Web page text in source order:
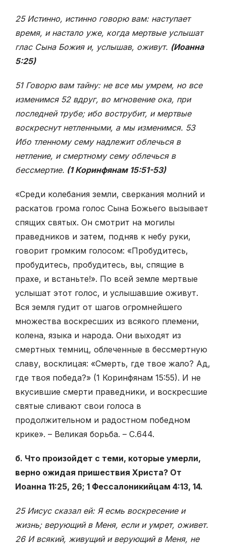
25 Истинно, истинно говорю вам: наступает
время, и настало уже, когда мертвые услышат
глас Сына Божия и, услышав, оживут. (Иоанна
5:25)
51 Говорю вам тайну: не все мы умрем, но все
изменимся 52 вдруг, во мгновение ока, при
последней трубе; ибо вострубит, и мертвые
воскреснут нетленными, а мы изменимся. 53
Ибо тленному сему надлежит облечься в
нетление, и смертному сему облечься в
бессмертие. (1 Коринфянам 15:51-53)
«Среди колебания земли, сверкания молний и
раскатов грома голос Сына Божьего вызывает
спящих святых. Он смотрит на могилы
праведников и затем, подняв к небу руки,
говорит громким голосом: «Пробудитесь,
пробудитесь, пробудитесь, вы, спящие в
прахе, и встаньте!». По всей земле мертвые
услышат этот голос, и услышавшие оживут.
Вся земля гудит от шагов огромнейшего
множества воскресших из всякого племени,
колена, языка и народа. Они выходят из
смертных темниц, облеченные в бессмертную
славу, восклицая: «Смерть, где твое жало? Ад,
где твоя победа?» (1 Коринфянам 15:55). И не
вкусившие смерти праведники, и воскресшие
святые сливают свои голоса в
продолжительном и радостном победном
крике». – Великая борьба. – С.644.
б. Что произойдет с теми, которые умерли,
верно ожидая пришествия Христа? От
Иоанна 11:25, 26; 1 Фессалоникийцам 4:13, 14.
25 Иисус сказал ей: Я есмь воскресение и
жизнь; верующий в Меня, если и умрет, оживет.
26 И всякий, живущий и верующий в Меня, не